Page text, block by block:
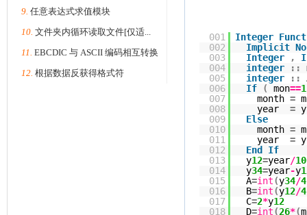
9. 任意表达式求值模块
10. 文件夹内循环读取文件[仅适...
11. EBCDIC 与 ASCII 编码相互转换
12. 根据数据反获得格式符
001 Integer
002
Implicit
003
Integer ,
004
integer ::
005
integer ::
006
If ( mon==1
007
month =
008
year =
009
Else
010
month =
011
year = y
012
End
If
013
y12=year/
014
y34=year-y
015
A=int(y34/
016
B=int(y12/
017
C=2*y12
018
D=int(26*(